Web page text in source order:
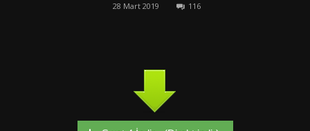
28 Mart 2019 116